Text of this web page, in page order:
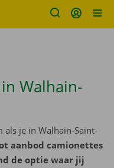
Walhain-
als je in Walhain-Saint-
aanbod camionettes
de optie waar jij